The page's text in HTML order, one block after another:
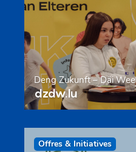
Deng Zukunft – Däi Wee
dzdw.lu
Offres & Initiatives